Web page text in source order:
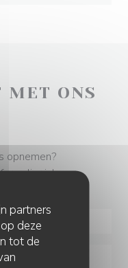
partners
deze
tot de
MET ONS
opnemen?
in!